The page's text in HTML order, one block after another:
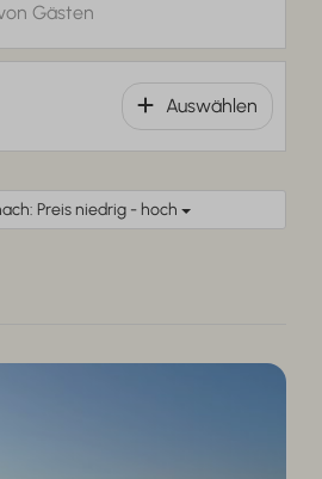
Gästen
Auswählen
Preis niedrig - hoch